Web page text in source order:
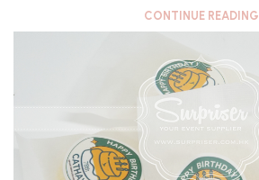
CONTINUE READING